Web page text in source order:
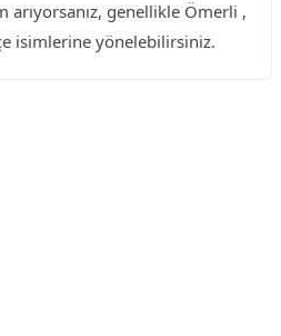
genellikle Ömerli ,
isimlerine yönelebilirsiniz.